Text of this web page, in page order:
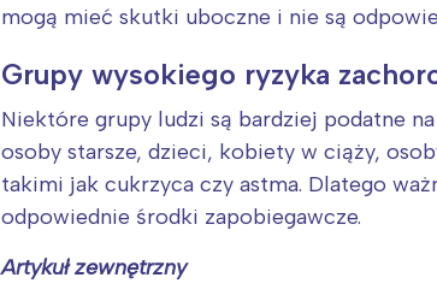
mogą mieć skutki uboczne i nie są
Grupy wysokiego ryzyka
Niektóre grupy ludzi są bardziej podatne
osoby starsze, dzieci, kobiety w ciąży,
takimi jak cukrzyca czy astma. Dlatego
odpowiednie środki zapobiegawcze.
Artykuł zewnętrzny